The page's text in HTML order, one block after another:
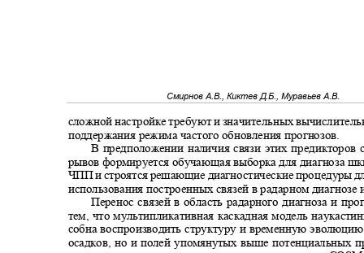
Смирнов А.В., Киктев Д.Б., Муравьев А.В.
сложной настройке требуют и значительных
поддержания режима частого обновления прогнозов.
В предположении наличия связи этих
рывов формируется обучающая выборка для диагноза
ЧПП и строятся решающие диагностические процедуры
использования построенных связей в радарном
Перенос связей в область радарного диагноза и
тем, что мультипликативная каскадная модель
собна воспроизводить структуру и временную
осадков, но и полей упомянутых выше потенциальных